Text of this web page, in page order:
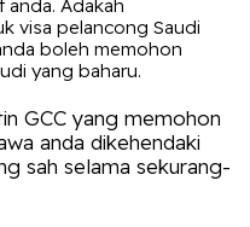
anda. Adakah
visa pelancong Saudi
boleh memohon
yang baharu.
GCC yang memohon
anda dikehendaki
sah selama sekurang-